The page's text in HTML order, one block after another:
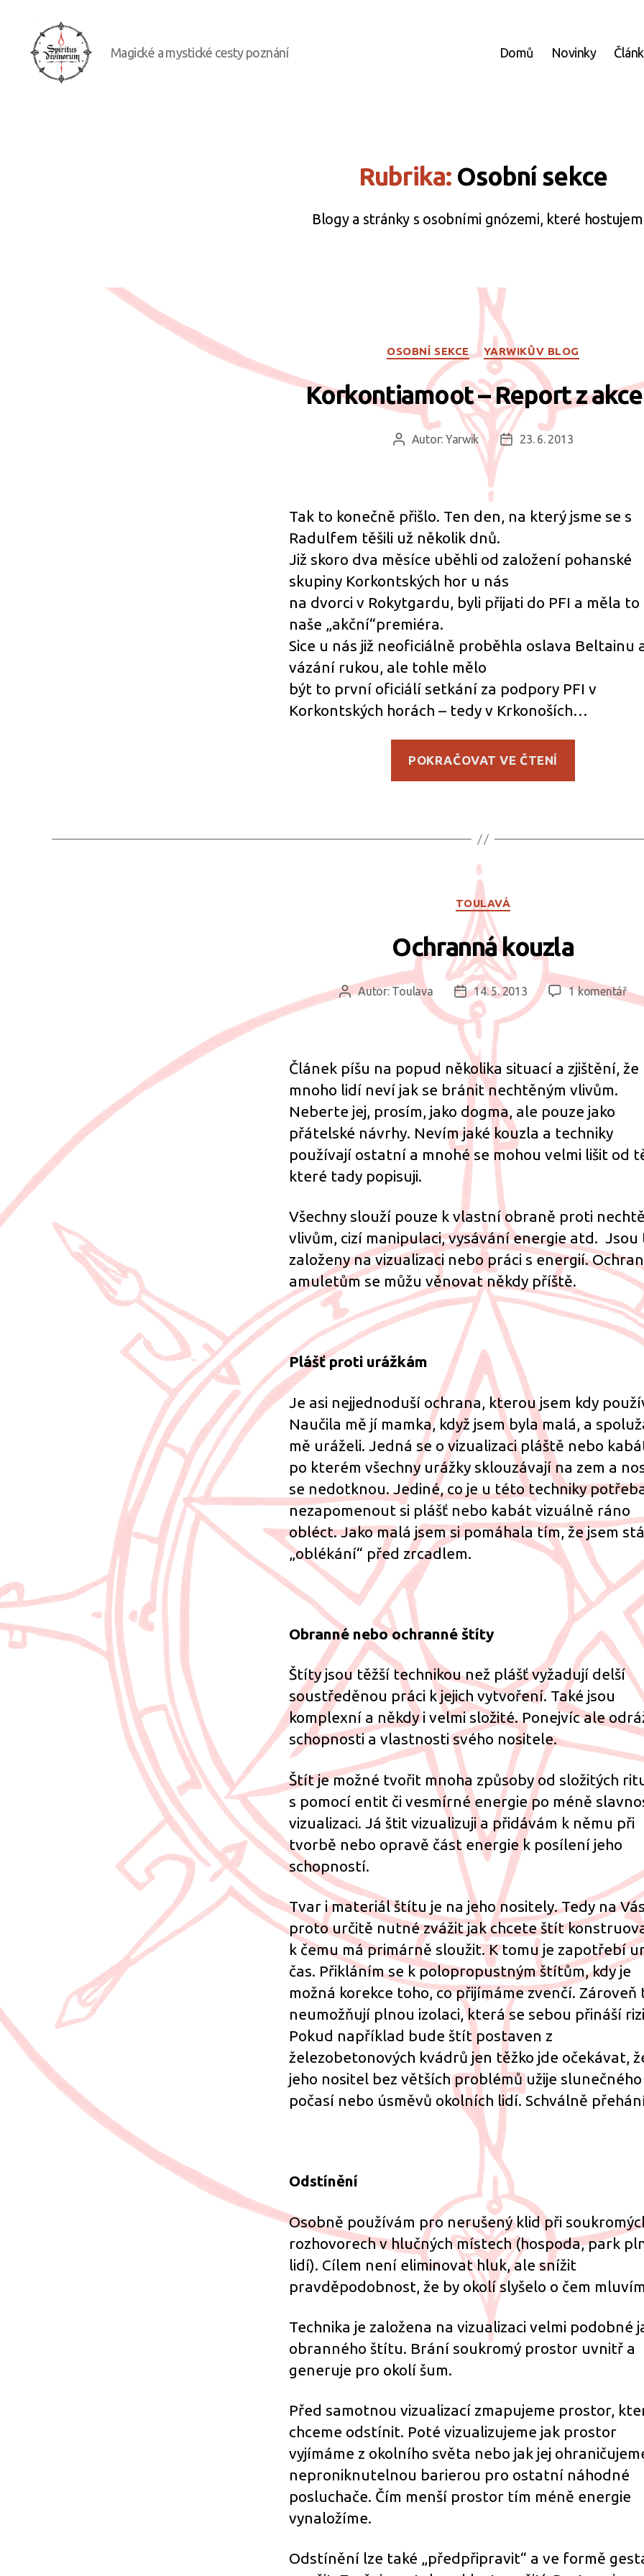
Magické a mystické cesty poznání Domů Novinky
Rubrika: Osobní sekce
Blogy a stránky s osobními gnózemi, které
Rubriky
OSOBNÍ SEKCE YARWIKŮV BLOG
Korkontiamoot – Report z
AutorAutor: Yarwik
Datum
23. 6. 2013
Tak to konečně přišlo. Ten den, na který jsme se s
Radulfem těšili už několik dnů.
Již skoro dva měsíce uběhli od založení pohanské
skupiny Korkontských hor u nás
na dvorci v Rokytgardu, byli přijati do PFI a měla to
naše „akční“premiéra.
Sice u nás již neoficiálně proběhla oslava Beltainu
vázání rukou, ale tohle mělo
být to první oficiálí setkání za podpory PFI v
Korkontských horách – tedy v Krkonoších…
POKRAČOVAT VE ČTENÍ
akce
Rubriky
TOULAVÁ
Ochranná kouzla
AutorAutor: Toulava
Datum
příspěvku
14. 5. 2013 1 komentářu
Článek píšu na popud několika situací a zjištění, že
mnoho lidí neví jak se bránit nechtěným vlivům.
Neberte jej, prosím, jako dogma, ale pouze jako
přátelské návrhy. Nevím jaké kouzla a techniky
používají ostatní a mnohé se mohou velmi lišit od
které tady popisuji.
Všechny slouží pouze k vlastní obraně proti
vlivům, cizí manipulaci, vysávání energie atd. Jsou
založeny na vizualizaci nebo práci s energií.
amuletům se můžu věnovat někdy příště.
Plášť proti urážkám
Je asi nejjednoduší ochrana, kterou jsem kdy
Naučila mě jí mamka, když jsem byla malá, a
mě uráželi. Jedná se o vizualizaci pláště nebo
po kterém všechny urážky sklouzávají na zem a
se nedotknou. Jediné, co je u této techniky
nezapomenout si plášť nebo kabát vizuálně ráno
obléct. Jako malá jsem si pomáhala tím, že jsem
„oblékání“ před zrcadlem.
Obranné nebo ochranné štíty
Štíty jsou těžší technikou než plášť vyžadují delší
soustředěnou práci k jejich vytvoření. Také jsou
komplexní a někdy i velmi složité. Ponejvíc ale
schopnosti a vlastnosti svého nositele.
Štít je možné tvořit mnoha způsoby od složitých
s pomocí entit či vesmírné energie po méně
vizualizaci. Já štit vizualizuji a přidávám k němu při
tvorbě nebo opravě část energie k posílení jeho
schopností.
Tvar i materiál štítu je na jeho nositely. Tedy na
proto určitě nutné zvážit jak chcete štít
k čemu má primárně sloužit. K tomu je zapotřebí
čas. Přikláním se k polopropustným štítům, kdy je
možná korekce toho, co přijímáme zvenčí. Zároveň
neumožňují plnou izolaci, která se sebou přináší
Pokud například bude štít postaven z
železobetonových kvádrů jen těžko jde očekávat,
jeho nositel bez větších problémů užije slunečného
počasí nebo úsměvů okolních lidí. Schválně
Odstínění
Osobně používám pro nerušený klid při
rozhovorech v hlučných místech (hospoda, park
lidí). Cílem není eliminovat hluk, ale snížit
pravděpodobnost, že by okolí slyšelo o čem
Technika je založena na vizualizaci velmi podobné
obranného štítu. Brání soukromý prostor uvnitř a
generuje pro okolí šum.
Před samotnou vizualizací zmapujeme prostor,
chceme odstínit. Poté vizualizujeme jak prostor
vyjímáme z okolního světa nebo jak jej
neproniknutelnou barierou pro ostatní náhodné
posluchače. Čím menší prostor tím méně energie
vynaložíme.
Odstínění lze také „předpřipravit“ a ve formě